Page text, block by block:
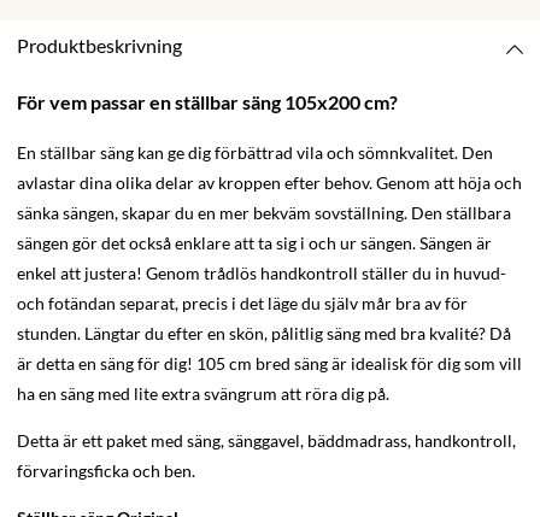
Produktbeskrivning
För vem passar en ställbar säng 105x200 cm?
En ställbar säng kan ge dig förbättrad vila och sömnkvalitet. Den
avlastar dina olika delar av kroppen efter behov. Genom att höja och
sänka sängen, skapar du en mer bekväm sovställning. Den ställbara
sängen gör det också enklare att ta sig i och ur sängen. Sängen är
enkel att justera! Genom trådlös handkontroll ställer du in huvud-
och fotändan separat, precis i det läge du själv mår bra av för
stunden. Längtar du efter en skön, pålitlig säng med bra kvalité? Då
är detta en säng för dig! 105 cm bred säng är idealisk för dig som vill
ha en säng med lite extra svängrum att röra dig på.
Detta är ett paket med säng, sänggavel, bäddmadrass, handkontroll,
förvaringsficka och ben.